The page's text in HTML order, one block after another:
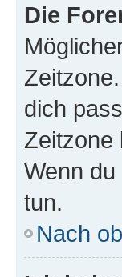
Die
dich
Zeitzone
Wenn
tun.
Nach